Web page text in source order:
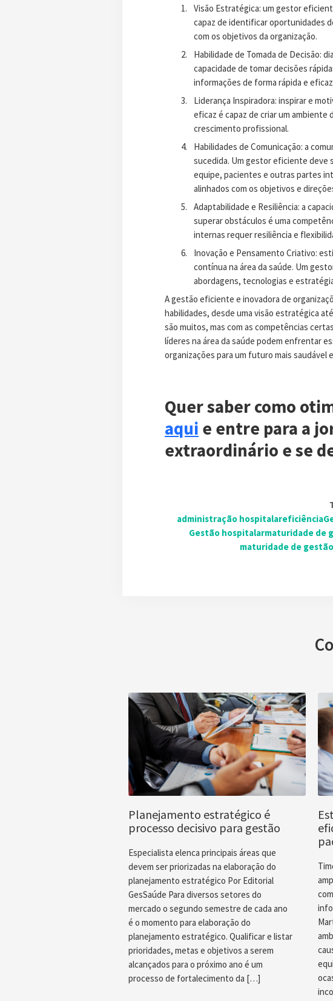
Visão Estratégica: um gestor
capaz de identificar oportunidades
com os objetivos da organização.
Habilidade de Tomada de Decisão:
capacidade de tomar decisões
informações de forma rápida e
Liderança Inspiradora: inspirar e
eficaz é capaz de criar um ambiente
crescimento profissional.
Habilidades de Comunicação: a
sucedida. Um gestor eficiente deve
equipe, pacientes e outras partes
alinhados com os objetivos e
Adaptabilidade e Resiliência: a
superar obstáculos é uma
internas requer resiliência e
Inovação e Pensamento Criativo:
contínua na área da saúde. Um
abordagens, tecnologias e
A gestão eficiente e inovadora de
habilidades, desde uma visão estratégica
são muitos, mas com as competências
líderes na área da saúde podem enfrentar
organizações para um futuro mais saudável
Quer saber como
aqui e entre para a
extraordinário e se
administração hospitalareficiência
Gestão hospitalarmaturidade de
maturidade de
Planejamento estratégico é
processo decisivo para gestão
Especialista elenca principais áreas que
devem ser priorizadas na elaboração do
planejamento estratégico Por Editorial
GesSaúde Para diversos setores do
mercado o segundo semestre de cada ano
é o momento para elaboração do
planejamento estratégico. Qualificar e listar
prioridades, metas e objetivos a serem
alcançados para o próximo ano é um
processo de fortalecimento da […]